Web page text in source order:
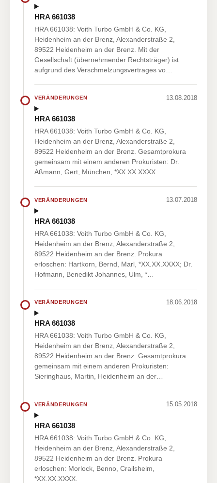
HRA 661038
HRA 661038: Voith Turbo GmbH & Co. KG,
Heidenheim an der Brenz, Alexanderstraße 2,
89522 Heidenheim an der Brenz. Mit der
Gesellschaft (übernehmender Rechtsträger) ist
aufgrund des Verschmelzungsvertrages vo…
VERÄNDERUNGEN 13.08.2018
HRA 661038
HRA 661038: Voith Turbo GmbH & Co. KG,
Heidenheim an der Brenz, Alexanderstraße 2,
89522 Heidenheim an der Brenz. Gesamtprokura
gemeinsam mit einem anderen Prokuristen: Dr.
Aßmann, Gert, München, *XX.XX.XXXX.
VERÄNDERUNGEN 13.07.2018
HRA 661038
HRA 661038: Voith Turbo GmbH & Co. KG,
Heidenheim an der Brenz, Alexanderstraße 2,
89522 Heidenheim an der Brenz. Prokura
erloschen: Hartkorn, Bernd, Marl, *XX.XX.XXXX; Dr.
Hofmann, Benedikt Johannes, Ulm, *…
VERÄNDERUNGEN 18.06.2018
HRA 661038
HRA 661038: Voith Turbo GmbH & Co. KG,
Heidenheim an der Brenz, Alexanderstraße 2,
89522 Heidenheim an der Brenz. Gesamtprokura
gemeinsam mit einem anderen Prokuristen:
Sieringhaus, Martin, Heidenheim an der…
VERÄNDERUNGEN 15.05.2018
HRA 661038
HRA 661038: Voith Turbo GmbH & Co. KG,
Heidenheim an der Brenz, Alexanderstraße 2,
89522 Heidenheim an der Brenz. Prokura
erloschen: Morlock, Benno, Crailsheim,
*XX.XX.XXXX.